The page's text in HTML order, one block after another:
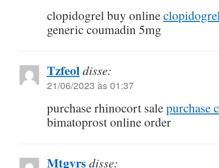
clopidogrel buy online
generic coumadin 5mg
Tzfeoldisse:
21/06/2023 às 01:37
purchase rhinocort salepurchase
bimatoprost online order
Mtgvrsdisse: